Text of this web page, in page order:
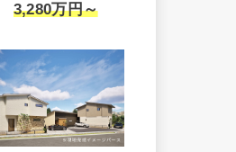
3,280万円～